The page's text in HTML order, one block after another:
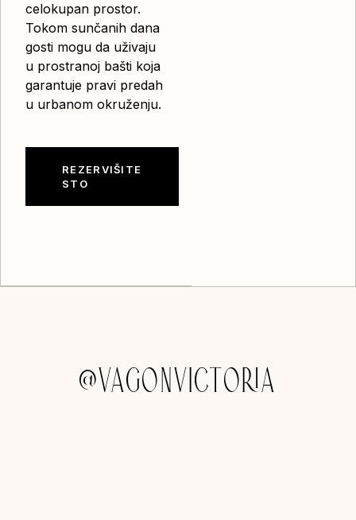
celokupan prostor.
Tokom sunčanih dana
gosti mogu da uživaju
u prostranoj bašti koja
garantuje pravi predah
u urbanom okruženju.
REZERVIŠITE
STO
@VAGONVICTORIA